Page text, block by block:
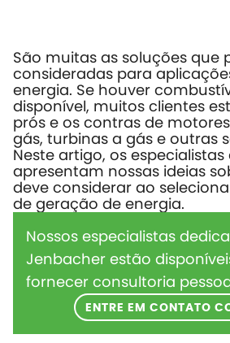
São muitas as soluções que
consideradas para
energia. Se houver
disponível, muitos clientes
prós e os contras de
gás, turbinas a gás e outras
Neste artigo, os
apresentam nossas ideias
deve considerar ao
de geração de energia.
Nossos especialistas
Jenbacher estão
fornecer consultoria
ENTRE EM CONTATO